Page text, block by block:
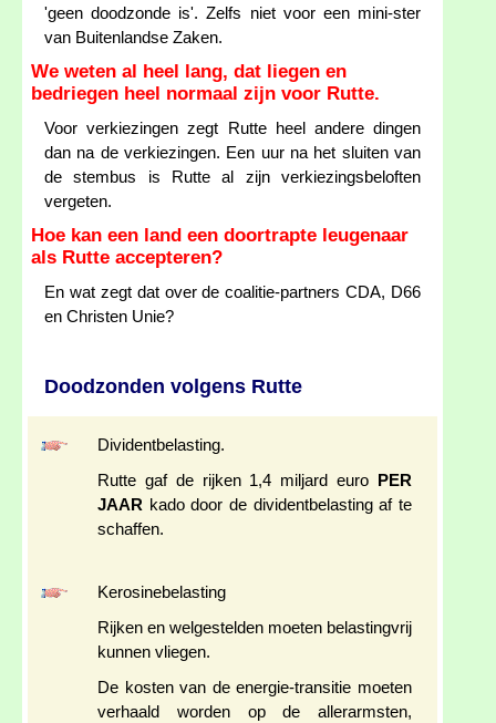
'geen doodzonde is'. Zelfs niet voor een mini-ster
van Buitenlandse Zaken.
We weten al heel lang, dat liegen en
bedriegen heel normaal zijn voor Rutte.
Voor verkiezingen zegt Rutte heel andere dingen
dan na de verkiezingen. Een uur na het sluiten van
de stembus is Rutte al zijn verkiezingsbeloften
vergeten.
Hoe kan een land een doortrapte leugenaar
als Rutte accepteren?
En wat zegt dat over de coalitie-partners CDA, D66
en Christen Unie?
Doodzonden volgens Rutte
Dividentbelasting.
Rutte gaf de rijken 1,4 miljard euro
PER
JAAR kado door de dividentbelasting af te
schaffen.
Kerosinebelasting
Rijken en welgestelden moeten belastingvrij
kunnen vliegen.
De kosten van de energie-transitie moeten
verhaald worden op de allerarmsten,